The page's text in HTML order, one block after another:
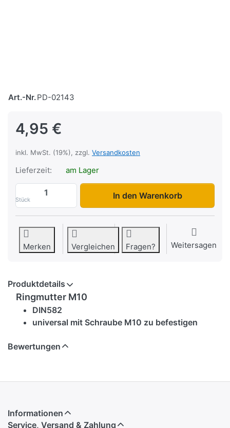
Art.-Nr.PD-02143
4,95 €
inkl. MwSt. (19%), zzgl. Versandkosten
Lieferzeit: am Lager
Stück
Ringmutter M10 zu 4,95 €, Menge 1.
In den Warenkorb
Merken Vergleichen Fragen? Weitersagen
Produktdetails
Ringmutter M10
DIN582
universal mit Schraube M10 zu befestigen
Bewertungen
Informationen
Service, Versand & Zahlung